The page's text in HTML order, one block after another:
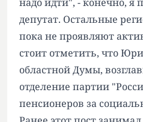
депутат. Остальные
пока не проявляют
стоит отметить, что
областной Думы,
отделение партии
пенсионеров за